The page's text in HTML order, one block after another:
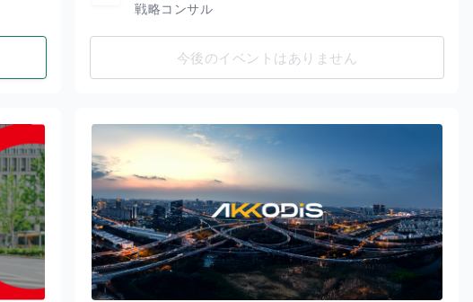
戦略コンサル
今後のイベントはありません